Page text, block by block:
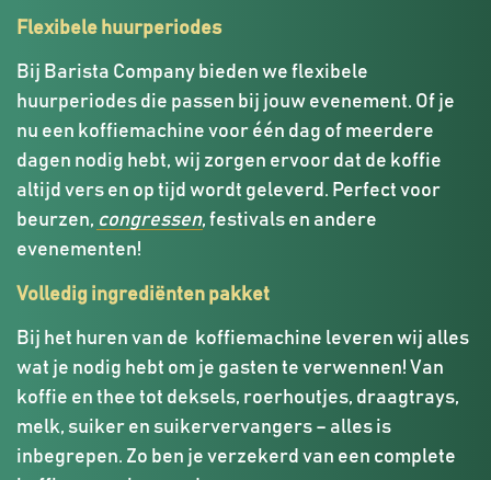
Flexibele huurperiodes
Bij Barista Company bieden we flexibele
huurperiodes die passen bij jouw evenement. Of je
nu een koffiemachine voor één dag of meerdere
dagen nodig hebt, wij zorgen ervoor dat de koffie
altijd vers en op tijd wordt geleverd. Perfect voor
beurzen, congressen, festivals en andere
evenementen!
Volledig ingrediënten pakket
Bij het huren van de koffiemachine leveren wij alles
wat je nodig hebt om je gasten te verwennen! Van
koffie en thee tot deksels, roerhoutjes, draagtrays,
melk, suiker en suikervervangers – alles is
inbegrepen. Zo ben je verzekerd van een complete